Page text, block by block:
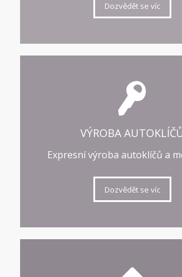
Dozvědět se víc
VÝROBA
Expresní výroba autoklíčů a
Dozvědět se víc